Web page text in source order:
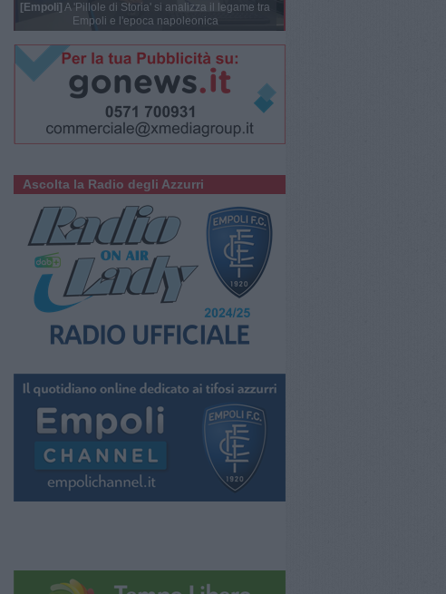
[Empoli] A 'Pillole di Storia' si analizza il legame tra
Empoli e l'epoca napoleonica
Ascolta la Radio degli Azzurri